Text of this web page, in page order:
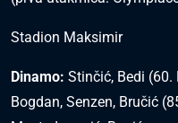
Stadion Maksimir
Dinamo: Stinčić, Bedi (60.
Bogdan, Senzen, Bručić